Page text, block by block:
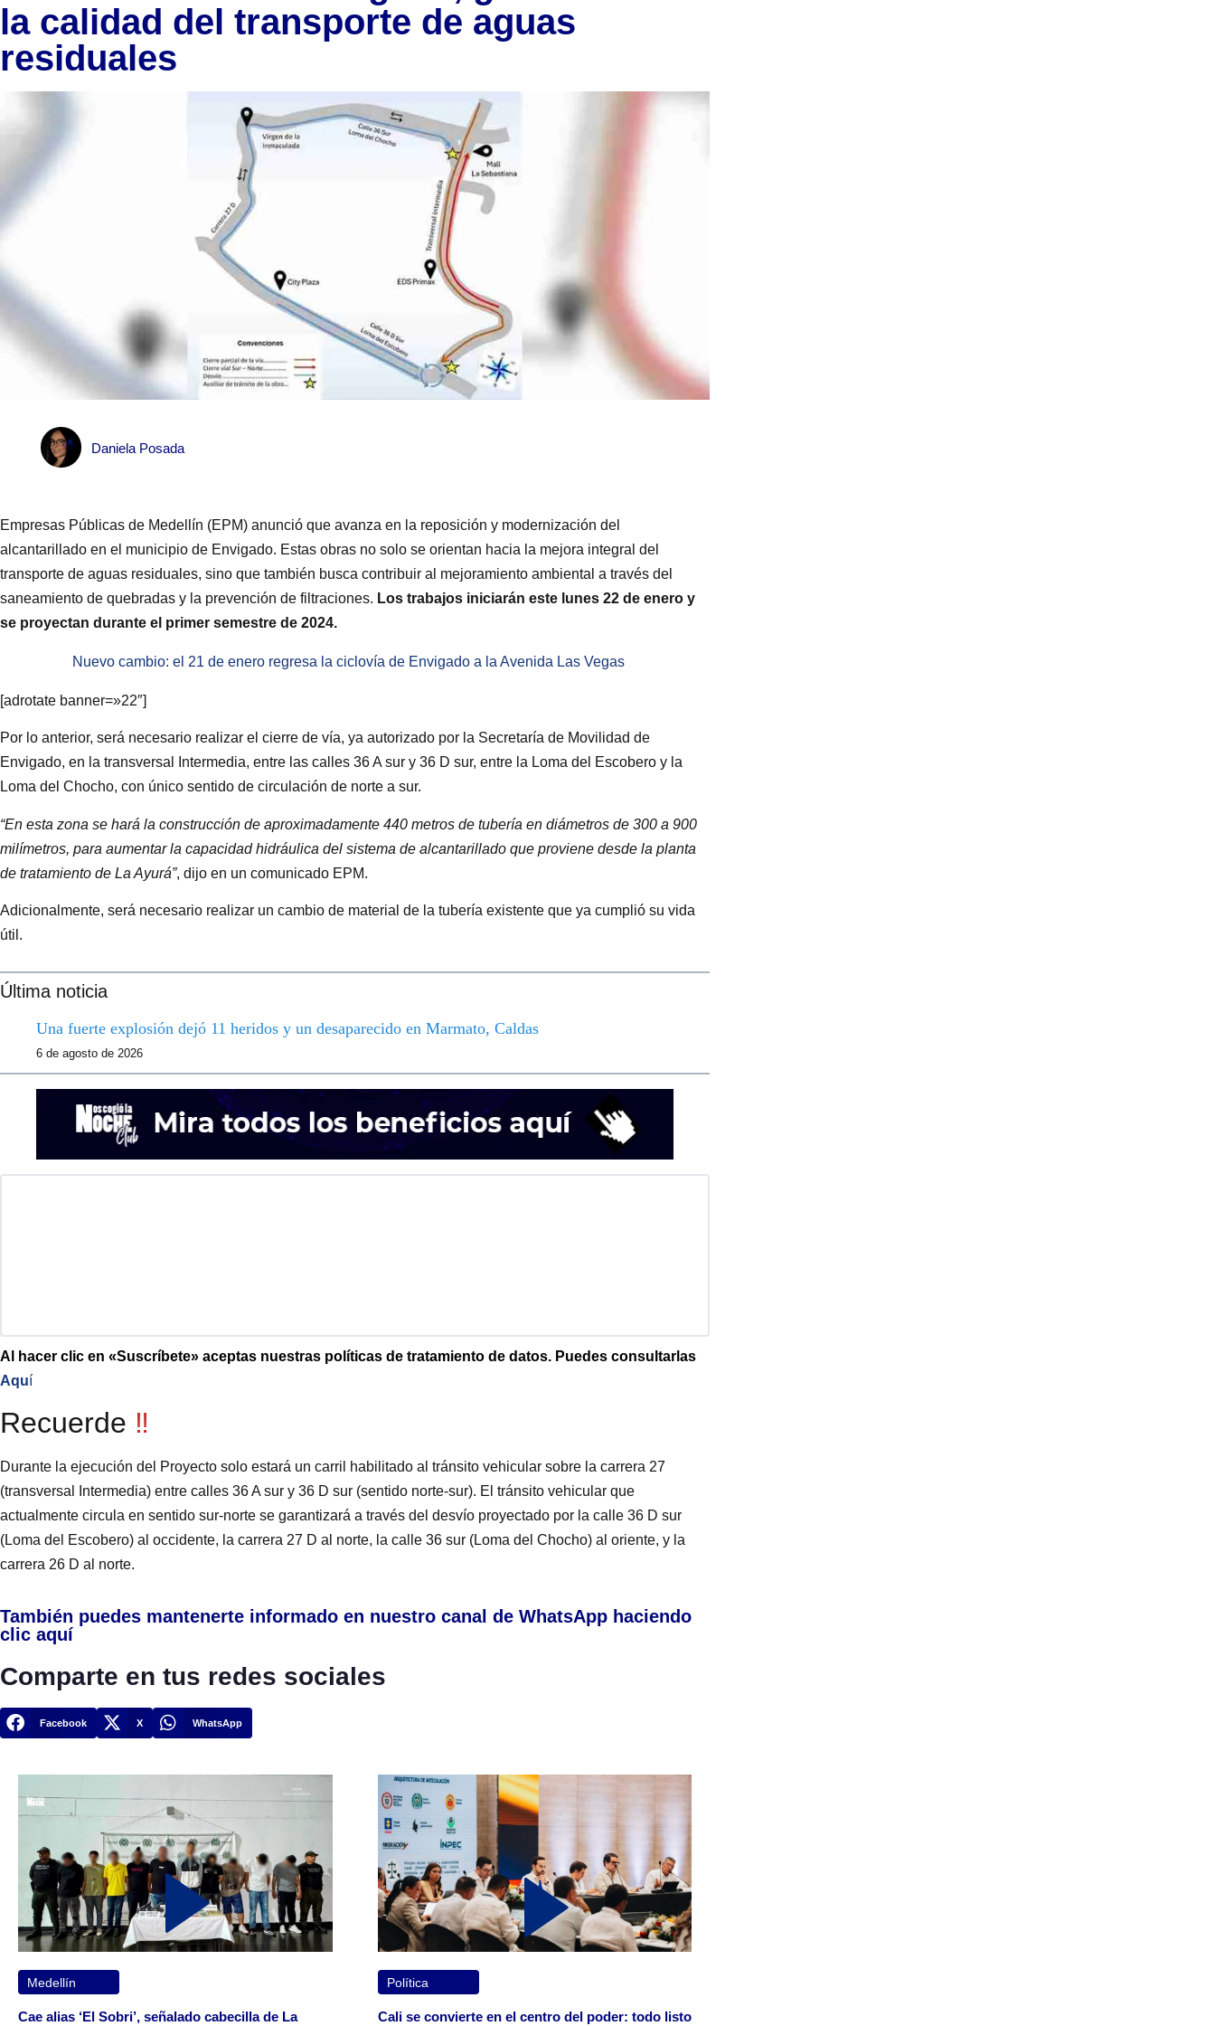
la calidad del transporte de aguas
residuales
Daniela Posada
Empresas Públicas de Medellín (EPM) anunció que avanza en la reposición y modernización del
alcantarillado en el municipio de Envigado. Estas obras no solo se orientan hacia la mejora integral del
transporte de aguas residuales, sino que también busca contribuir al mejoramiento ambiental a través del
saneamiento de quebradas y la prevención de filtraciones. Los trabajos iniciarán este lunes 22 de enero y
se proyectan durante el primer semestre de 2024.
Nuevo cambio: el 21 de enero regresa la ciclovía de Envigado a la Avenida Las Vegas
[adrotate banner=»22″]
Por lo anterior, será necesario realizar el cierre de vía, ya autorizado por la Secretaría de Movilidad de
Envigado, en la transversal Intermedia, entre las calles 36 A sur y 36 D sur, entre la Loma del Escobero y la
Loma del Chocho, con único sentido de circulación de norte a sur.
“En esta zona se hará la construcción de aproximadamente 440 metros de tubería en diámetros de 300 a 900
milímetros, para aumentar la capacidad hidráulica del sistema de alcantarillado que proviene desde la planta
de tratamiento de La Ayurá”, dijo en un comunicado EPM.
Adicionalmente, será necesario realizar un cambio de material de la tubería existente que ya cumplió su vida
útil.
Última noticia
Una fuerte explosión dejó 11 heridos y un desaparecido en Marmato, Caldas
6 de agosto de 2026
Al hacer clic en «Suscríbete» aceptas nuestras políticas de tratamiento de datos. Puedes consultarlas
Aquí
Recuerde ‼️
Durante la ejecución del Proyecto solo estará un carril habilitado al tránsito vehicular sobre la carrera 27
(transversal Intermedia) entre calles 36 A sur y 36 D sur (sentido norte-sur). El tránsito vehicular que
actualmente circula en sentido sur-norte se garantizará a través del desvío proyectado por la calle 36 D sur
(Loma del Escobero) al occidente, la carrera 27 D al norte, la calle 36 sur (Loma del Chocho) al oriente, y la
carrera 26 D al norte.
También puedes mantenerte informado en nuestro canal de WhatsApp haciendo
clic aquí
Comparte en tus redes sociales
Facebook X WhatsApp
Medellín
Cae alias ‘El Sobri’, señalado cabecilla de La
Política
Cali se convierte en el centro del poder: todo listo